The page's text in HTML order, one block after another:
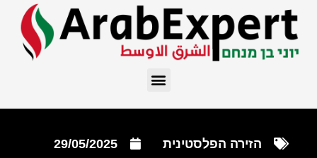
הזירה הפלסטינית 29/05/2025